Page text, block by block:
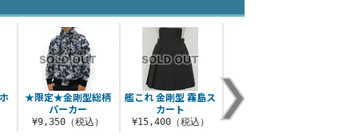
★限定★金剛型総柄
パーカー
¥9,350（税込）
艦これ 金剛型 霧島ス
カート
¥15,400（税込）
金剛型メガネケース
¥1,980（税込）